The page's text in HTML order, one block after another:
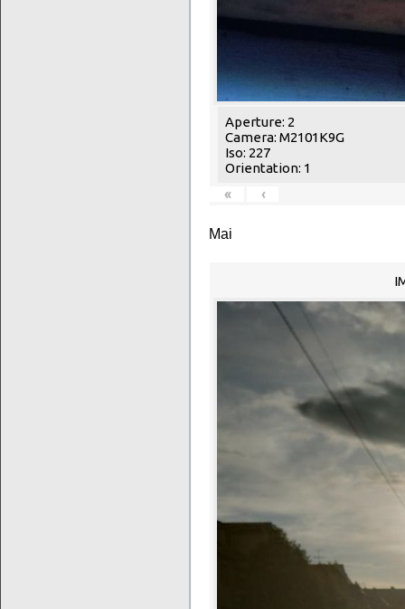
Aperture: 2
Camera: M2101K9G
Iso: 227
Orientation: 1
«
‹
Mai